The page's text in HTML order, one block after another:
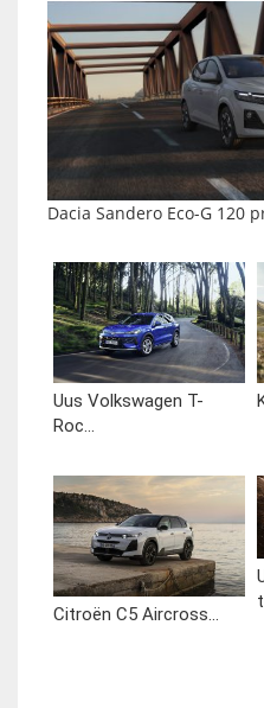
Dacia Sandero Eco-G 120
Uus Volkswagen T-
Roc...
Citroën C5 Aircross...